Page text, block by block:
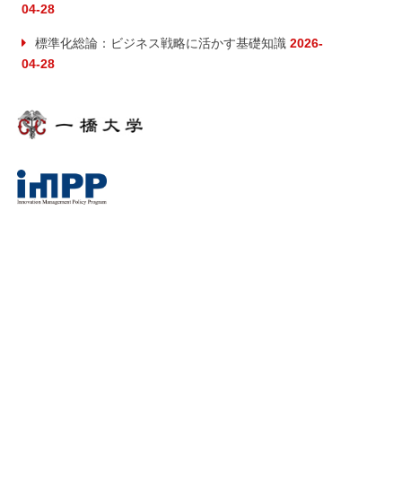
04-28
標準化総論：ビジネス戦略に活かす基礎知識 2026-
04-28